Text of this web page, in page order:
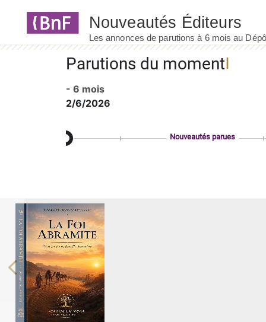
Parutions du moment
- 6 mois
2/6/2026
Nouveautés parues
Previous